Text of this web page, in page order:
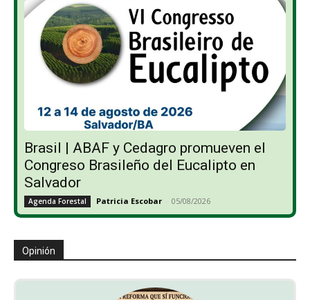
Brasil | ABAF y Cedagro promueven el
Congreso Brasileño del Eucalipto en
Salvador
Agenda Forestal Patricia Escobar - 05/08/2026
Opinión